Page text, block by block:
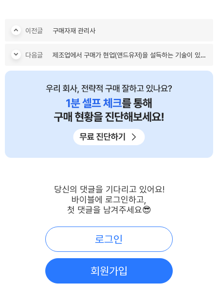
이전글 구매자재 관리사
다음글 제조업에서 구매가 현업(앤드유저)을 설득하는 기술이 있으신가요?
당신의 댓글을 기다리고 있어요!
바이블에 로그인하고,
첫 댓글을 남겨주세요😎
로그인
회원가입